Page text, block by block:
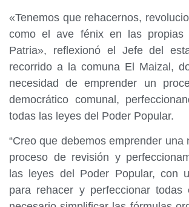
«Tenemos que rehacernos,
como el ave fénix en las propias
Patria», reflexionó el Jefe del
recorrido a la comuna El Maizal,
necesidad de emprender un
democrático comunal,
todas las leyes del Poder Popular.
“Creo que debemos emprender una
proceso de revisión y
las leyes del Poder Popular, con
para rehacer y perfeccionar todas